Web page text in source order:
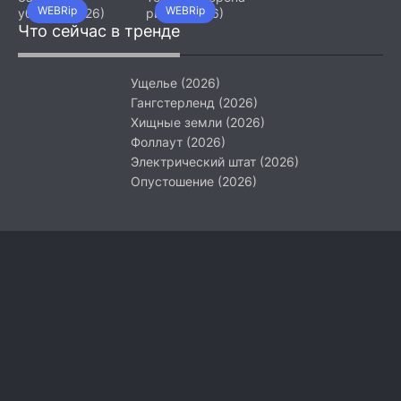
WEBRip
убийца (2026)
WEBRip
ринга (2026)
Что сейчас в тренде
Ущелье (2026)
Гангстерленд (2026)
Хищные земли (2026)
Фоллаут (2026)
Электрический штат (2026)
Опустошение (2026)